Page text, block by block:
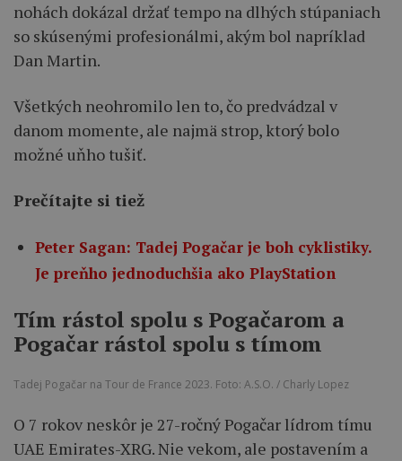
nohách dokázal držať tempo na dlhých stúpaniach
so skúsenými profesionálmi, akým bol napríklad
Dan Martin.
Všetkých neohromilo len to, čo predvádzal v
danom momente, ale najmä strop, ktorý bolo
možné uňho tušiť.
Prečítajte si tiež
Peter Sagan: Tadej Pogačar je boh cyklistiky.
Je preňho jednoduchšia ako PlayStation
Tím rástol spolu s Pogačarom a
Pogačar rástol spolu s tímom
Tadej Pogačar na Tour de France 2023. Foto: A.S.O. / Charly Lopez
O 7 rokov neskôr je 27-ročný Pogačar lídrom tímu
UAE Emirates-XRG. Nie vekom, ale postavením a